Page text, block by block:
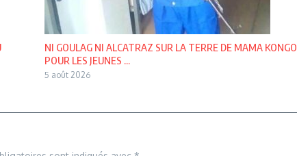
NI GOULAG NI ALCATRAZ SUR LA TERRE DE MAMA KONGO
POUR LES JEUNES ...
5 août 2026